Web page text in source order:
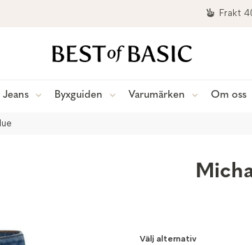
Frakt
Byxguiden Varumärken Om oss
Välj alternativ